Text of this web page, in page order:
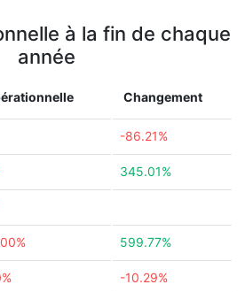
à la fin de chaque
année
Changement
-86.21%
345.01%
599.77%
-10.29%